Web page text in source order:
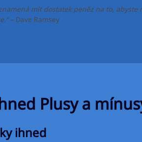
mít dostatek peněz na to,
– Dave Ramsey
Plusy a
ihned